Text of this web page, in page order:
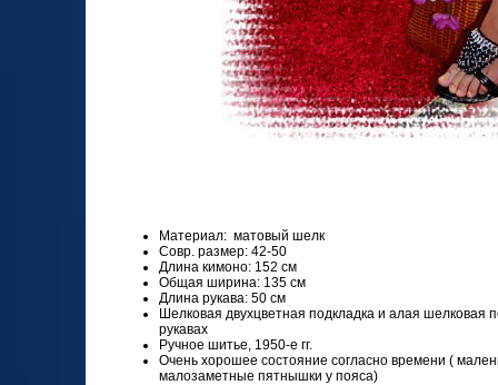
Материал: матовый шелк
Совр. размер: 42-50
Длина кимоно: 152 см
Общая ширина: 135 см
Длина рукава: 50 см
Шелковая двухцветная подкладка и алая шелковая
рукавах
Ручное шитье, 1950-е гг.
Очень хорошее состояние согласно времени (
малозаметные пятнышки у пояса)